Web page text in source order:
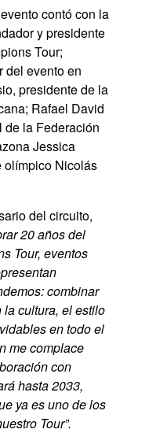
contó con la
y presidente
Tour;
del evento en
presidente de la
Rafael David
de la Federación
Jessica
olímpico Nicolás
del circuito,
20 años del
Tour, eventos
combinar
cultura, el estilo
en todo el
me complace
con
hasta 2033,
ya es uno de los
Tour”.